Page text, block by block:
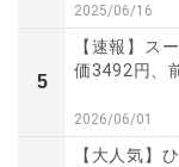
2025/06/16
5
【速報】ス
価3492円、
2026/06/01
【大人気】